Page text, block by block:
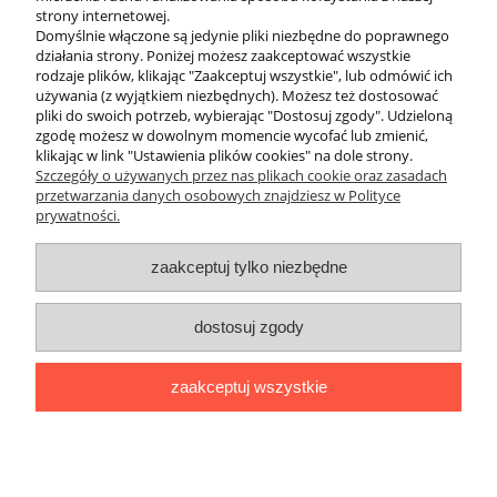
przeciekaniu. Wybierając maskę dwuszybową, zwróć uwagę na
system klamer oraz rodzaj paska – nowoczesne rozwiązania
pozwalają na regulację nawet w grubych rękawicach nurkowych.
Nie wiesz, który model wybrać? Skontaktuj się z naszym zespołem
ekspertów w Divepl.pl – pomożemy Ci dopasować maskę, która
zapewni Ci maksymalny komfort podczas każdej podwodnej
przygody.
O nas
Obsługa klienta
Pomoc
strony internetowej.
Domyślnie włączone są jedynie pliki niezbędne do poprawnego
działania strony. Poniżej możesz zaakceptować wszystkie
rodzaje plików, klikając "Zaakceptuj wszystkie", lub odmówić ich
używania (z wyjątkiem niezbędnych). Możesz też dostosować
pliki do swoich potrzeb, wybierając "Dostosuj zgody". Udzieloną
zgodę możesz w dowolnym momencie wycofać lub zmienić,
klikając w link "Ustawienia plików cookies" na dole strony.
Szczegóły o używanych przez nas plikach cookie oraz zasadach
przetwarzania danych osobowych znajdziesz w Polityce
prywatności.
zaakceptuj tylko niezbędne
dostosuj zgody
zaakceptuj wszystkie